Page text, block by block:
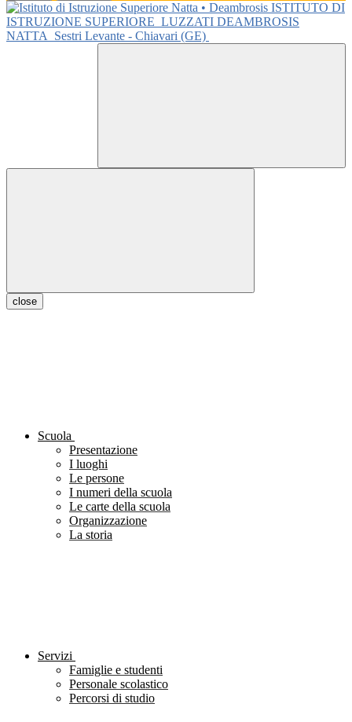
ISTITUTO DI
ISTRUZIONE SUPERIORE LUZZATI DEAMBROSIS
NATTA
Sestri Levante - Chiavari (GE)
close
Scuola
Presentazione
I luoghi
Le persone
I numeri della scuola
Le carte della scuola
Organizzazione
La storia
Servizi
Famiglie e studenti
Personale scolastico
Percorsi di studio